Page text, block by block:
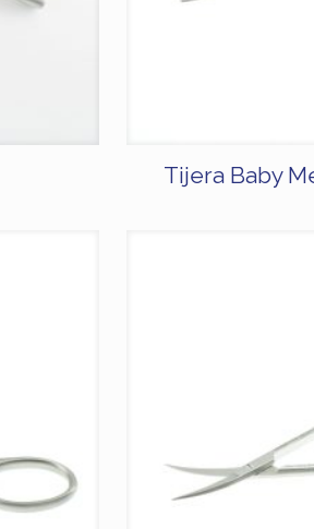
Tijera Baby